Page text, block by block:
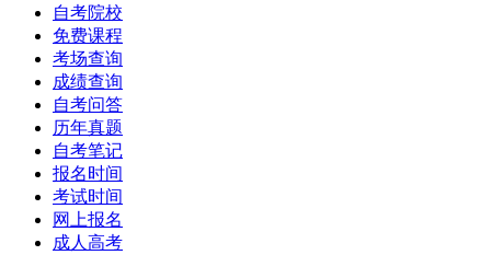
自考院校
免费课程
考场查询
成绩查询
自考问答
历年真题
自考笔记
报名时间
考试时间
网上报名
成人高考